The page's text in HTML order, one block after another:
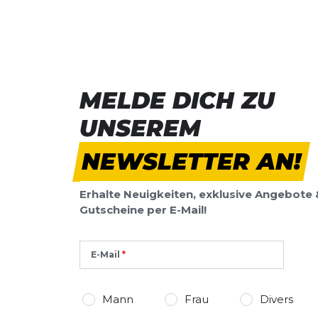
MELDE DICH ZU
UNSEREM
NEWSLETTER AN!
Erhalte Neuigkeiten, exklusive Angebote
Gutscheine per E-Mail!
E-Mail
Mann Frau Divers